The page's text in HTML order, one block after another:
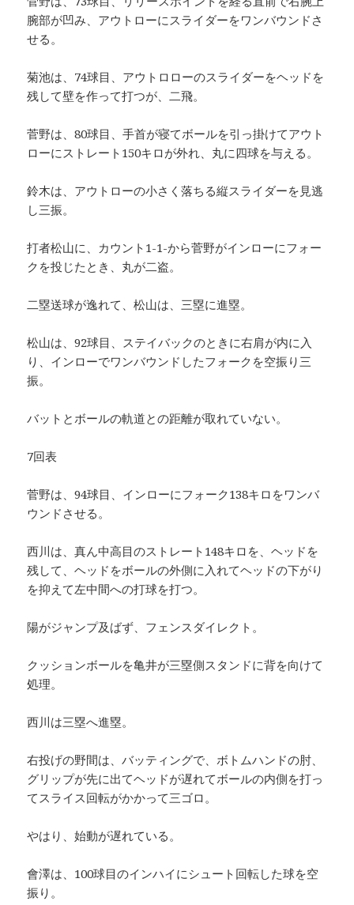
腕部が凹み、アウトローにスライダーをワンバウンドさ
せる。
菊池は、74球目、アウトロローのスライダーをヘッドを
残して壁を作って打つが、二飛。
菅野は、80球目、手首が寝てボールを引っ掛けてアウト
ローにストレート150キロが外れ、丸に四球を与える。
鈴木は、アウトローの小さく落ちる縦スライダーを見逃
し三振。
打者松山に、カウント1-1-から菅野がインローにフォー
クを投じたとき、丸が二盗。
二塁送球が逸れて、松山は、三塁に進塁。
松山は、92球目、ステイバックのときに右肩が内に入
り、インローでワンバウンドしたフォークを空振り三
振。
バットとボールの軌道との距離が取れていない。
7回表
菅野は、94球目、インローにフォーク138キロをワンバ
ウンドさせる。
西川は、真ん中高目のストレート148キロを、ヘッドを
残して、ヘッドをボールの外側に入れてヘッドの下がり
を抑えて左中間への打球を打つ。
陽がジャンプ及ばず、フェンスダイレクト。
クッションボールを亀井が三塁側スタンドに背を向けて
処理。
西川は三塁へ進塁。
右投げの野間は、バッティングで、ボトムハンドの肘、
グリップが先に出てヘッドが遅れてボールの内側を打っ
てスライス回転がかかって三ゴロ。
やはり、始動が遅れている。
會澤は、100球目のインハイにシュート回転した球を空
振り。